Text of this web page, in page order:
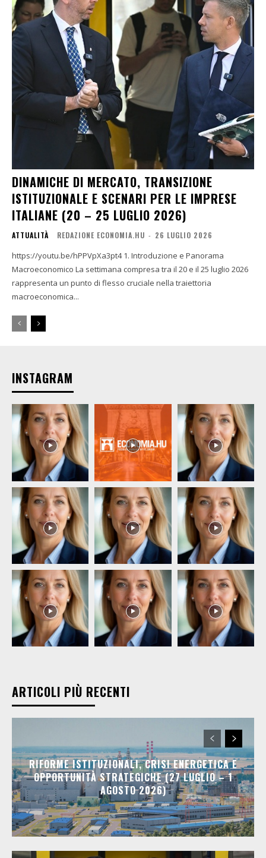
DINAMICHE DI MERCATO, TRANSIZIONE
ISTITUZIONALE E SCENARI PER LE IMPRESE
ITALIANE (20 – 25 LUGLIO 2026)
ATTUALITÀ REDAZIONE ECONOMIA.HU - 26 LUGLIO 2026
https://youtu.be/hPPVpXa3pt4 1. Introduzione e Panorama
Macroeconomico La settimana compresa tra il 20 e il 25 luglio 2026
rappresenta un punto di flesso cruciale nella traiettoria
macroeconomica...
INSTAGRAM
ARTICOLI PIÙ RECENTI
RIFORME ISTITUZIONALI, CRISI ENERGETICA E
OPPORTUNITÀ STRATEGICHE (27 LUGLIO – 1
AGOSTO 2026)